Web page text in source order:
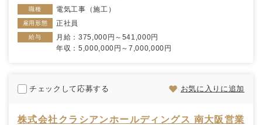
職種 電気工事（施工）
雇用形態 正社員
給与
月給：375,000円～541,000円
年収：5,000,000円～7,000,000円
チェックして応募する お気に入りに追加
株式会社クラシアンホールディングス 南大阪営業